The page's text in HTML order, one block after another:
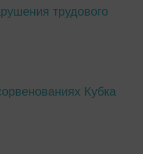
трудового
Кубка